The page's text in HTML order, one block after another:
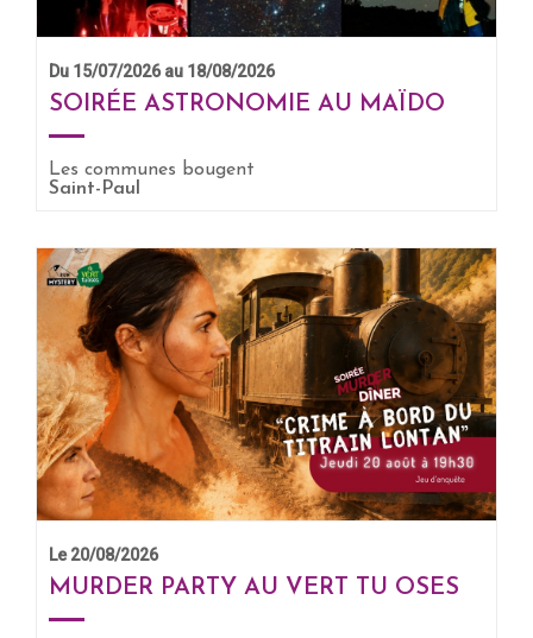
Du 15/07/2026 au 18/08/2026
SOIRÉE ASTRONOMIE AU MAÏDO
Les communes bougent
Saint-Paul
Le 20/08/2026
MURDER PARTY AU VERT TU OSES